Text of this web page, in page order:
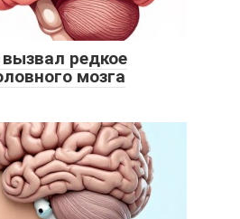
редкое
мозга